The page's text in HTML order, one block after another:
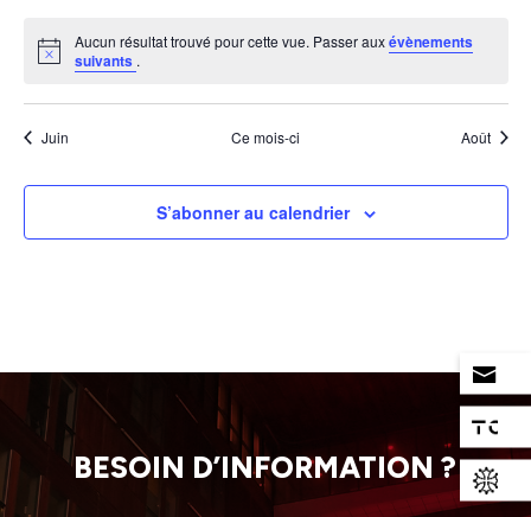
Notice
Aucun résultat trouvé pour cette vue. Passer auxévènements
suivants .
Juin Ce mois-ci Août
S’abonner au calendrier
BESOIN D’INFORMATION ?